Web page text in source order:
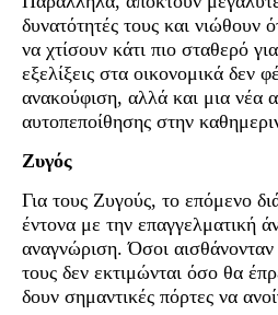
δυνατότητές τους και νιώθουν
να χτίσουν κάτι πιο σταθερό
εξελίξεις στα οικονομικά δεν
ανακούφιση, αλλά και μια νέα
αυτοπεποίθησης στην
Ζυγός
Για τους Ζυγούς, το επόμενο
έντονα με την επαγγελματική
αναγνώριση. Όσοι
τους δεν εκτιμώνται όσο θα
δουν σημαντικές πόρτες να